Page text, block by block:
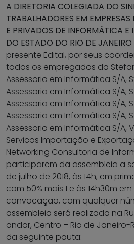
A DIRETORIA COLEGIADA DO
TRABALHADORES EM
E PRIVADOS DE INFORMÁTICA E
DO ESTADO DO RIO DE
presente Edital, por seus
todos os empregados da
Assessoria em Informática S/A,
Assessoria em Informática S/A,
Assessoria em Informática S/A,
Assessoria em Informática S/A,
Assessoria em Informática S/A,
Servicos Importação e
Networking Consultoria de
participarem da assembleia a
de julho de 2018, às 14h, em
com 50% mais 1 e às 14h30m
convocação, com qualquer
assembleia será realizada na
andar, Centro – Rio de
da seguinte pauta: